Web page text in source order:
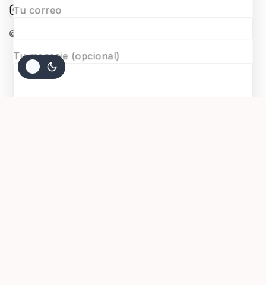
© 2026 Surmaquetas
Tu correo
Tu mensaje (opcional)